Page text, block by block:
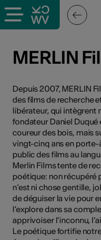
MERLIN
Depuis 2007, MERLIN
des films de recherche
libérateur, qui intègrent
fondateur Daniel
coureur des bois, mais
vingt-cinq ans en
public des films au
Merlin Films tente de
poétique: non récupéré
n’est ni chose gentille,
de déguiser la vie pour
l’explore dans sa
apprivoiser l’inconnu,
Le poétique fortifie